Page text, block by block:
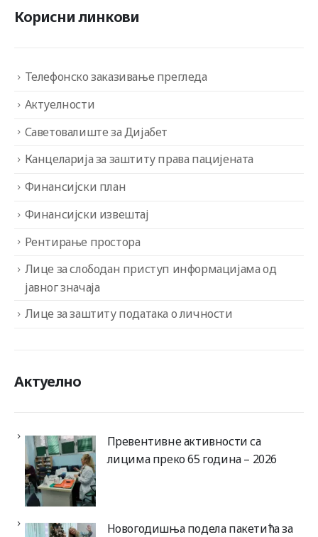
Корисни линкови
Телефонско заказивање прегледа
Актуелности
Саветовалиште за Дијабет
Канцеларија за заштиту права пацијената
Финансијски план
Финансијски извештај
Рентирање простора
Лице за слободан приступ информацијама од
јавног значаја
Лице за заштиту података о личности
Актуелно
Превентивне активности са
лицима преко 65 година – 2026
Новогодишња подела пакетића за